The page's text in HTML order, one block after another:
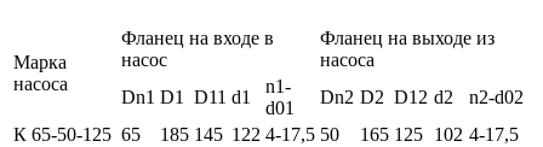
Марка
насоса
Фланец на входе в
насос
Фланец на выходе из
насоса
Dn1 D1 D11 d1
n1-
d01
Dn2 D2 D12 d2
n2-d02
К 65-50-125 65 185 145 122 4-17,5 50 165 125 102 4-17,5